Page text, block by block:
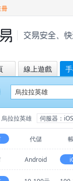
冊
線上遊戲
烏拉拉英雄 伺服器：iOS
代儲
Android